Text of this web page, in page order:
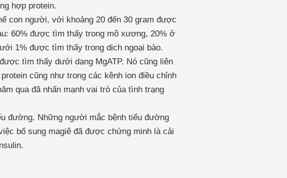
hợp protein.
con người, với khoảng 20 đến 30 gram được
60% được tìm thấy trong mô xương, 20% ở
1% được tìm thấy trong dịch ngoại bào.
tìm thấy dưới dạng MgATP. Nó cũng liên
cũng như trong các kênh ion điều chỉnh
qua đã nhấn mạnh vai trò của tình trạng
đường. Những người mắc bệnh tiểu đường
bổ sung magiê đã được chứng minh là cải